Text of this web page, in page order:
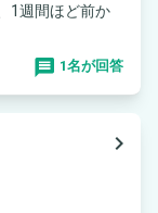
1週間ほど前か
1名が回答
navigate_next